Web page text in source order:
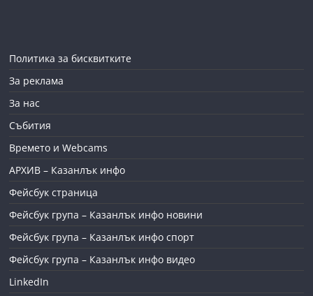
Политика за бисквитките
За реклама
За нас
Събития
Времето и Webcams
АРХИВ – Казанлък инфо
Фейсбук страница
Фейсбук група – Казанлък инфо новини
Фейсбук група – Казанлък инфо спорт
Фейсбук група – Казанлък инфо видео
LinkedIn